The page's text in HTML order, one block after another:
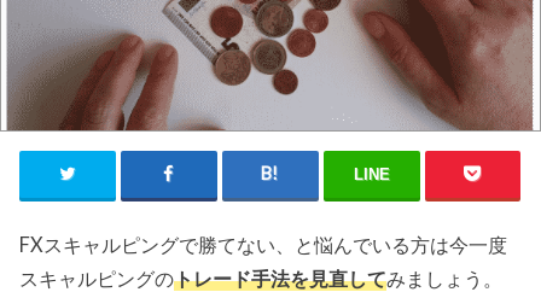
LINE
FXスキャルピングで勝てない、と悩んでいる方は今一度
スキャルピングのトレード手法を見直してみましょう。